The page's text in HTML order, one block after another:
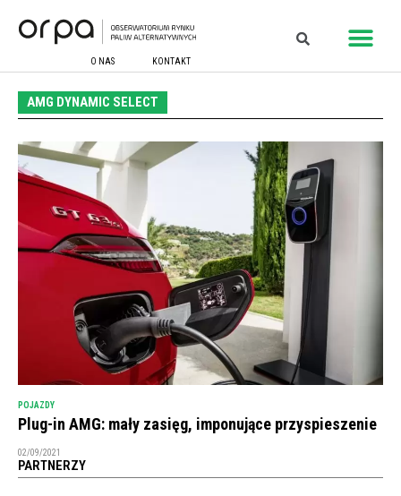
O NAS KONTAKT
AMG DYNAMIC SELECT
POJAZDY
Plug-in AMG: mały zasięg, imponujące przyspieszenie
02/09/2021
PARTNERZY